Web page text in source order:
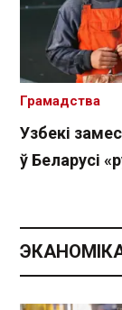
Узбекі
ў Беларусі
Грамадства